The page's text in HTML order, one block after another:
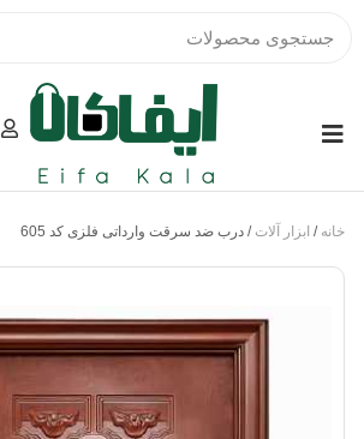
خانه / ابزار آلات / درب ضد سرقت وارداتی فلزی کد 605